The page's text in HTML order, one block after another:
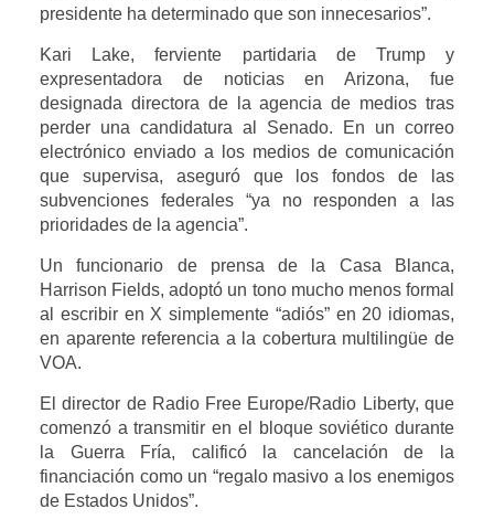
presidente ha determinado que son innecesarios”.
Kari Lake, ferviente partidaria de Trump y
expresentadora de noticias en Arizona, fue
designada directora de la agencia de medios tras
perder una candidatura al Senado. En un correo
electrónico enviado a los medios de comunicación
que supervisa, aseguró que los fondos de las
subvenciones federales “ya no responden a las
prioridades de la agencia”.
Un funcionario de prensa de la Casa Blanca,
Harrison Fields, adoptó un tono mucho menos formal
al escribir en X simplemente “adiós” en 20 idiomas,
en aparente referencia a la cobertura multilingüe de
VOA.
El director de Radio Free Europe/Radio Liberty, que
comenzó a transmitir en el bloque soviético durante
la Guerra Fría, calificó la cancelación de la
financiación como un “regalo masivo a los enemigos
de Estados Unidos”.